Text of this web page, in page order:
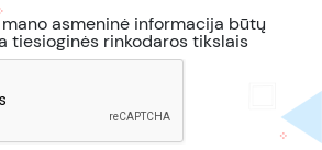
asmeninė informacija būtų
tiesioginės rinkodaros tikslais